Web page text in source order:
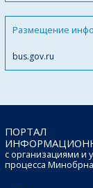
Размещение
bus.gov.ru
ПОРТАЛ
с организациями и
процесса